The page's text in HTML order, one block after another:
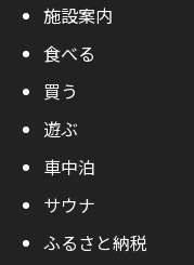
施設案内
食べる
買う
遊ぶ
車中泊
サウナ
ふるさと納税